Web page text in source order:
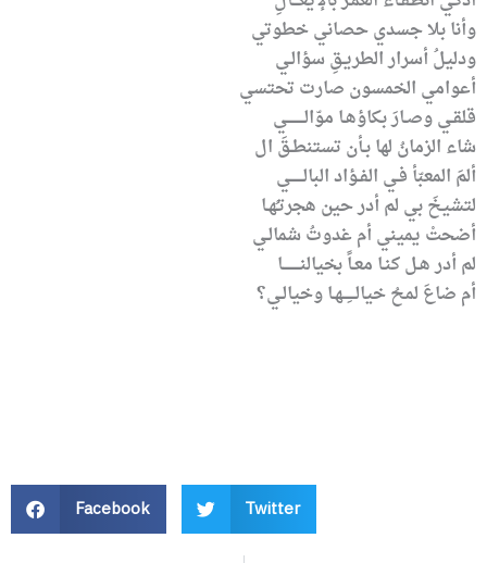
وأنا بلا جسدي حصاني خطوتي
ودليلُ أسرار الطريـقِ سؤالـي
أعوامي الخمسون صارت تحتسي
قلقـي وصـارَ بكاؤهـا موّالــــــــي
شاء الزمانُ لها بـأن تستنطـقَ ال
ألمَ المعبّأ فـي الفـؤاد البالــــــي
لتشيخَ بي لم أدر حين هجرتـُهـا
أضحتْ يميني أم غدوتُ شمالـي
لم أدر هـل كنـا معـاً بخيالنــــــــا
أم ضاعَ لمحُ خيالـــِـــهـا وخيالـي؟
Facebook Twitter